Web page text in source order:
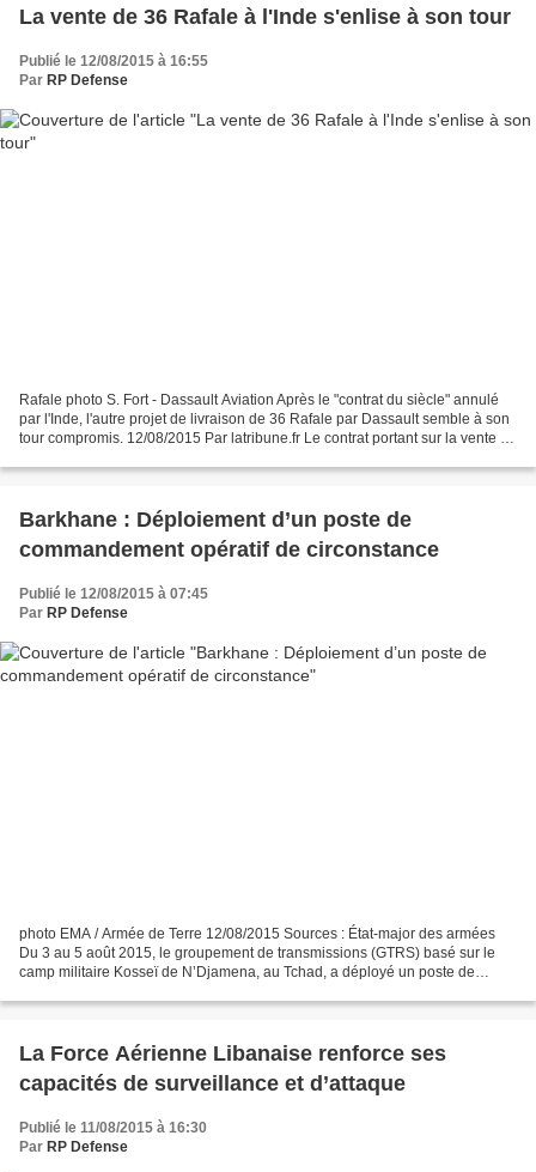
La vente de 36 Rafale à l'Inde s'enlise à son tour
Publié le 12/08/2015 à 16:55
Par RP Defense
Rafale photo S. Fort - Dassault Aviation Après le "contrat du siècle" annulé
par l'Inde, l'autre projet de livraison de 36 Rafale par Dassault semble à son
tour compromis. 12/08/2015 Par latribune.fr Le contrat portant sur la vente de
Barkhane : Déploiement d’un poste de
commandement opératif de circonstance
Publié le 12/08/2015 à 07:45
Par RP Defense
photo EMA / Armée de Terre 12/08/2015 Sources : État-major des armées
Du 3 au 5 août 2015, le groupement de transmissions (GTRS) basé sur le
camp militaire Kosseï de N’Djamena, au Tchad, a déployé un poste de
La Force Aérienne Libanaise renforce ses
capacités de surveillance et d’attaque
Publié le 11/08/2015 à 16:30
Par RP Defense